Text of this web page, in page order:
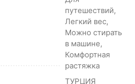
путешествий,
Легкий вес,
Можно стирать
в машине,
Комфортная
растяжка
ТУРЦИЯ